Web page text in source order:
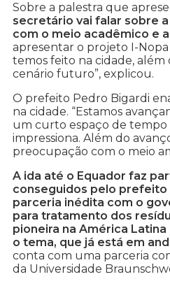
Sobre a palestra que
secretário vai falar sobre
com o meio acadêmico e
apresentar o projeto I-
temos feito na cidade,
cenário futuro”, explicou.
O prefeito Pedro Bigardi
na cidade. “Estamos
um curto espaço de tempo
impressiona. Além do
preocupação com o meio
A ida até o Equador faz
conseguidos pelo prefeito
parceria inédita com o
para tratamento dos
pioneira na América
o tema, que já está em
conta com uma parceria
da Universidade